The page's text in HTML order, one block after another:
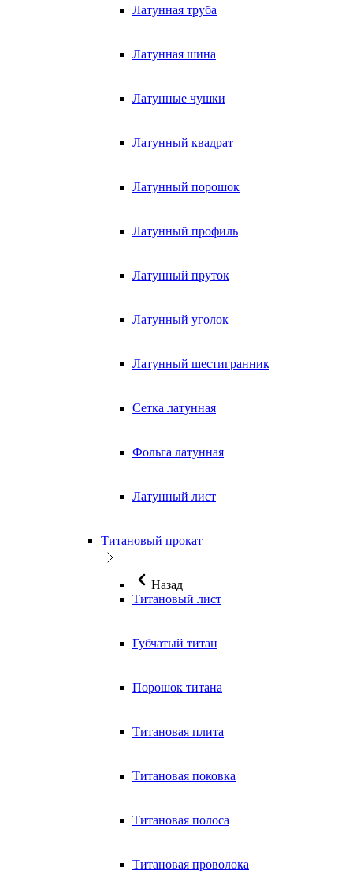
Латунная труба
Латунная шина
Латунные чушки
Латунный квадрат
Латунный порошок
Латунный профиль
Латунный пруток
Латунный уголок
Латунный шестигранник
Сетка латунная
Фольга латунная
Латунный лист
Титановый прокат
Назад
Титановый лист
Губчатый титан
Порошок титана
Титановая плита
Титановая поковка
Титановая полоса
Титановая проволока